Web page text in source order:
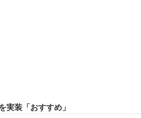
実装「おすすめ」